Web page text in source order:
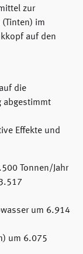
zur
(Tinten) im
auf den
die
abgestimmt
Effekte und
Tonnen/Jahr
um 6.914
um 6.075